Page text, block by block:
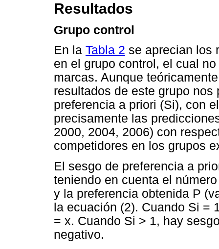
Resultados
Grupo control
En la Tabla 2 se aprecian los
en el grupo control, el cual
marcas. Aunque
resultados de este grupo
preferencia a priori (Si), con
precisamente las
2000, 2004, 2006) con
competidores en los grupos
El sesgo de preferencia a
teniendo en cuenta el
y la preferencia obtenida P
la ecuación (2). Cuando Si =
= x. Cuando Si > 1, hay
negativo.